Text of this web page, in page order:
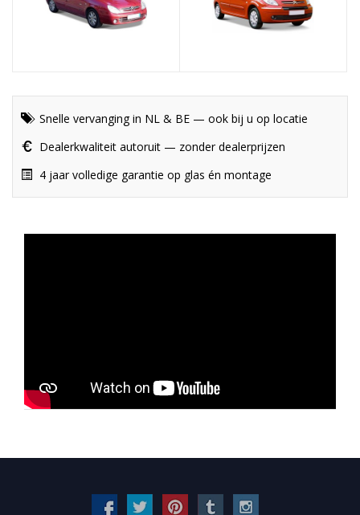
Snelle vervanging in NL & BE — ook bij u op locatie
Dealerkwaliteit autoruit — zonder dealerprijzen
4 jaar volledige garantie op glas én montage